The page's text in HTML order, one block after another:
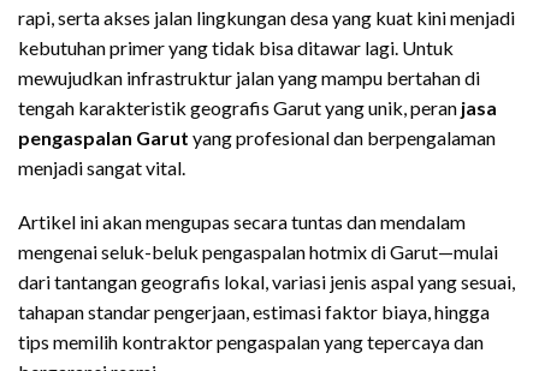
rapi, serta akses jalan lingkungan desa yang kuat kini menjadi
kebutuhan primer yang tidak bisa ditawar lagi. Untuk
mewujudkan infrastruktur jalan yang mampu bertahan di
tengah karakteristik geografis Garut yang unik, peran jasa
pengaspalan Garut yang profesional dan berpengalaman
menjadi sangat vital.
Artikel ini akan mengupas secara tuntas dan mendalam
mengenai seluk-beluk pengaspalan hotmix di Garut—mulai
dari tantangan geografis lokal, variasi jenis aspal yang sesuai,
tahapan standar pengerjaan, estimasi faktor biaya, hingga
tips memilih kontraktor pengaspalan yang tepercaya dan